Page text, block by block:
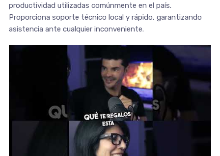
productividad utilizadas comúnmente en el país.
Proporciona soporte técnico local y rápido, garantizando
asistencia ante cualquier inconveniente.